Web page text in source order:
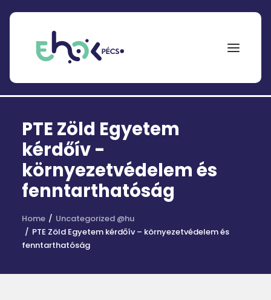
Search
for:
EHÖK
ÖSZTÖNDÍJAK
PÁLYÁZATOK
KOLLÉGIUMOK
PTE Zöld Egyetem
kérdőív -
környezetvédelem és
fenntarthatóság
Home
Uncategorized @hu
PTE Zöld Egyetem kérdőív – környezetvédelem és
fenntarthatóság